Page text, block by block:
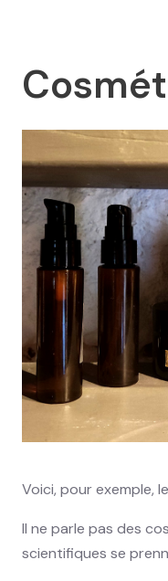
Voici, pour exemple,
Il ne parle pas des
scientifiques se